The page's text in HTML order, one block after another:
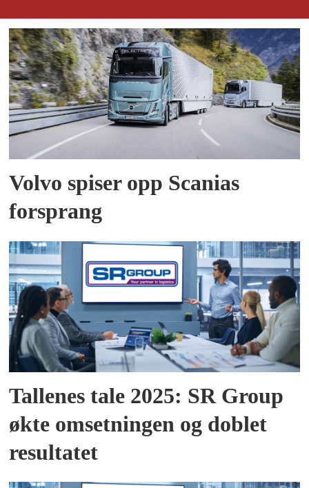
Volvo spiser opp Scanias
forsprang
Tallenes tale 2025: SR Group
økte omsetningen og doblet
resultatet